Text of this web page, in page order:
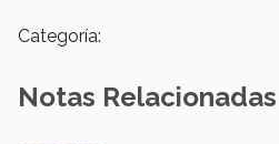
Categoría:
Notas Relacionadas